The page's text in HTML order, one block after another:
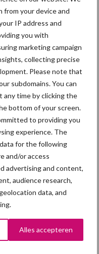
from your device and
IP address and
you with
marketing campaign
collecting precise
Please note that
subdomains. You can
any time by clicking the
bottom of your screen.
to providing you
experience. The
for the following
and/or access
advertising and content,
audience research,
data, and
Alles accepteren
is in
ooit”
voor
hyopneumonia
onderstreept
is,